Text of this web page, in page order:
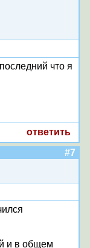
что я
ответить
#7
и в общем